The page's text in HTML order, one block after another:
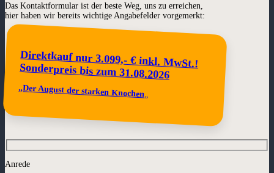
Das Kontaktformular ist der beste Weg, uns zu erreichen,
hier haben wir bereits wichtige Angabefelder vorgemerkt:
Direktkauf nur 3.099,- € inkl. MwSt.!
Sonderpreis bis zum31.08.2026
„Der August der starken Knochen„
Anrede